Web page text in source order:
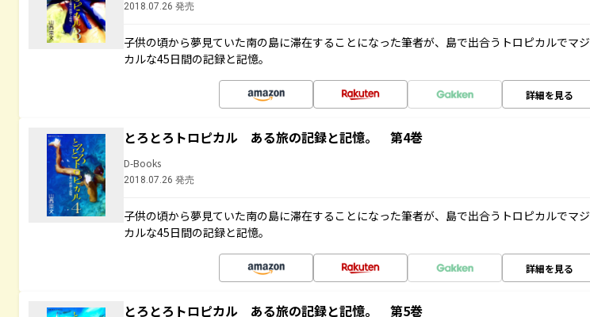
2018.07.26 発売
子供の頃から夢見ていた南の島に滞在することになった筆者が、島で出合うトロピカルでマジ
カルな45日間の記録と記憶。
詳細を見る
とろとろトロピカル ある旅の記録と記憶。 第4巻
D-Books
2018.07.26 発売
子供の頃から夢見ていた南の島に滞在することになった筆者が、島で出合うトロピカルでマジ
カルな45日間の記録と記憶。
詳細を見る
とろとろトロピカル ある旅の記録と記憶。 第5巻